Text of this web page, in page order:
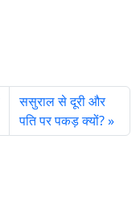
ससुराल से दूरी और
पति पर पकड़ क्यों?